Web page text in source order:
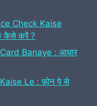
Check Kaise
कैसे करें ?
Banaye : आधार
Le : फ़ोन पे से